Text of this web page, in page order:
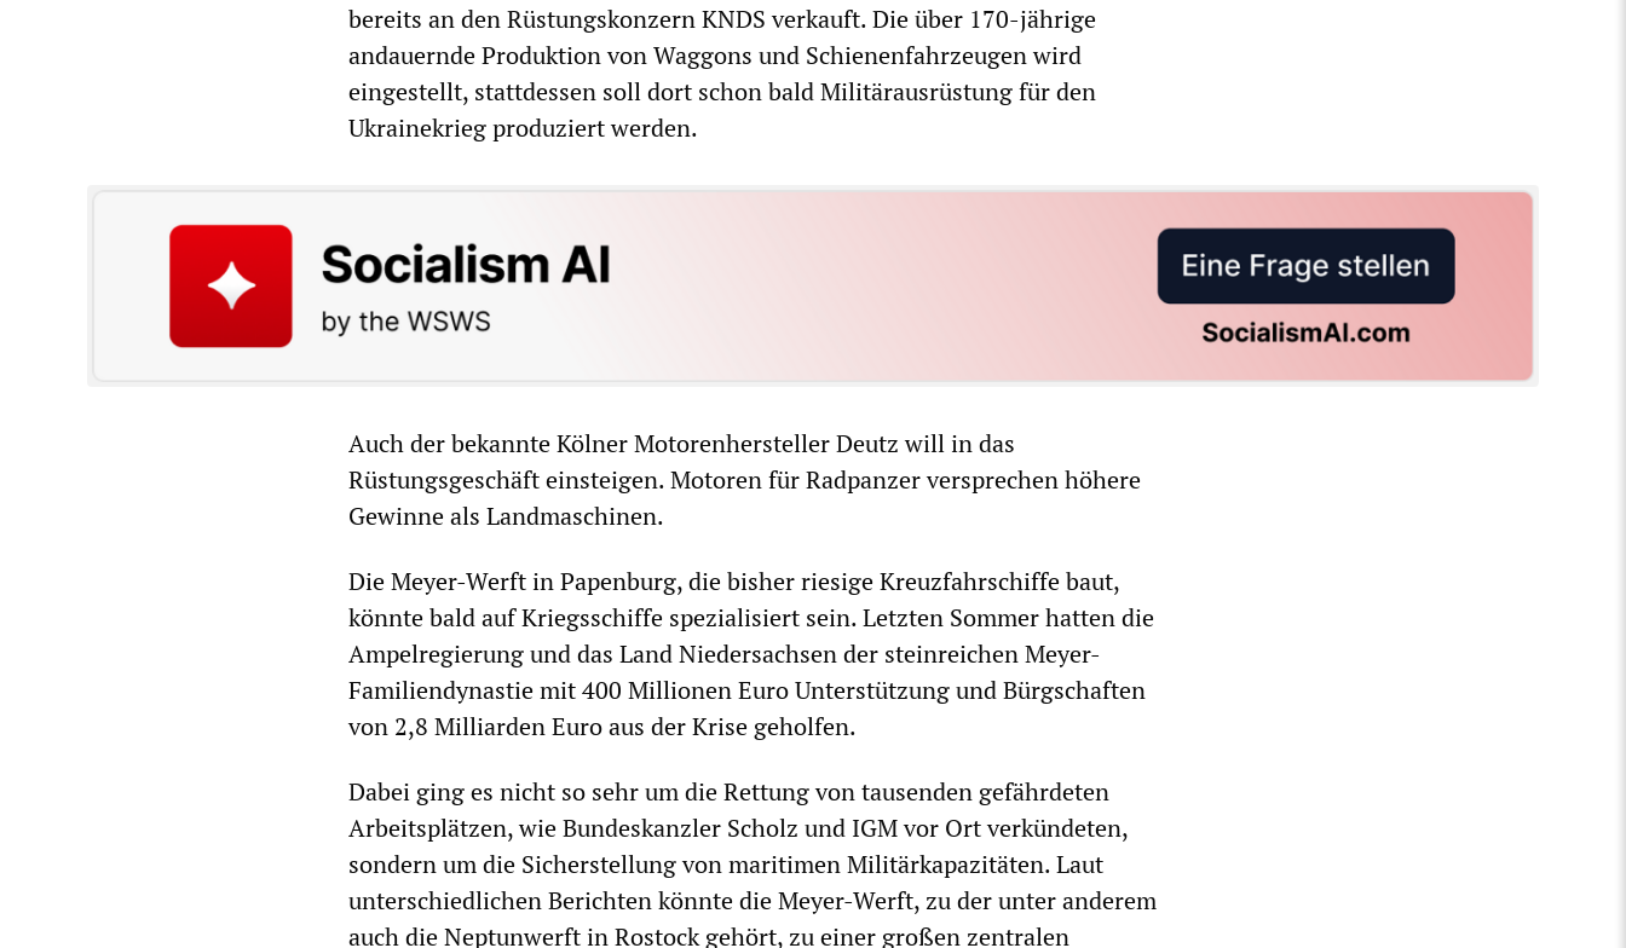
bereits an den Rüstungskonzern KNDS verkauft. Die über 170-jährige
andauernde Produktion von Waggons und Schienenfahrzeugen wird
eingestellt, stattdessen soll dort schon bald Militärausrüstung für den
Ukrainekrieg produziert werden.
Auch der bekannte Kölner Motorenhersteller Deutz will in das
Rüstungsgeschäft einsteigen. Motoren für Radpanzer versprechen höhere
Gewinne als Landmaschinen.
Die Meyer-Werft in Papenburg, die bisher riesige Kreuzfahrschiffe baut,
könnte bald auf Kriegsschiffe spezialisiert sein. Letzten Sommer hatten die
Ampelregierung und das Land Niedersachsen der steinreichen Meyer-
Familiendynastie mit 400 Millionen Euro Unterstützung und Bürgschaften
von 2,8 Milliarden Euro aus der Krise geholfen.
Dabei ging es nicht so sehr um die Rettung von tausenden gefährdeten
Arbeitsplätzen, wie Bundeskanzler Scholz und IGM vor Ort verkündeten,
sondern um die Sicherstellung von maritimen Militärkapazitäten. Laut
unterschiedlichen Berichten könnte die Meyer-Werft, zu der unter anderem
auch die Neptunwerft in Rostock gehört, zu einer großen zentralen